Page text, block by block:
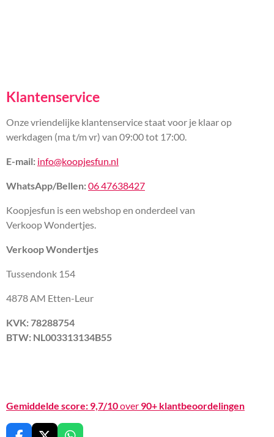
Klantenservice
Onze vriendelijke klantenservice staat voor je klaar op
werkdagen (ma t/m vr) van 09:00 tot 17:00.
E-mail: info@koopjesfun.nl
WhatsApp/Bellen:06 47638427
Koopjesfun is een webshop en onderdeel van
Verkoop Wondertjes.
Verkoop Wondertjes
Tussendonk 154
4878 AM Etten-Leur
KVK: 78288754
BTW: NL003313134B55
Gemiddelde score: 9,7/10over 90+ klantbeoordelingen